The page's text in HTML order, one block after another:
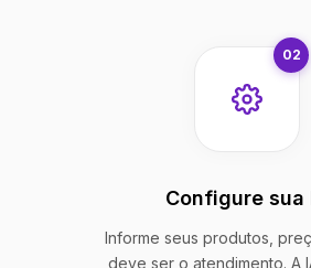
02
Configure sua
Informe seus produtos,
deve ser o atendimento. A